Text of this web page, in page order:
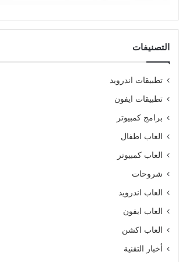
التصنيفات
تطبيقات اندرويد
تطبيقات ايفون
برامج كمبيوتر
العاب اطفال
العاب كمبيوتر
شروحات
العاب اندرويد
العاب ايفون
العاب اكشن
أخبار التقنية